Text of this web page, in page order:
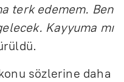
terk edemem. Ben
Kayyuma mı
sözlerine daha